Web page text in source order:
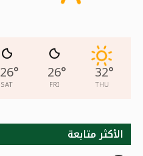
32°
THU
26°
FRI
26°
SAT
الأكثر متابعة